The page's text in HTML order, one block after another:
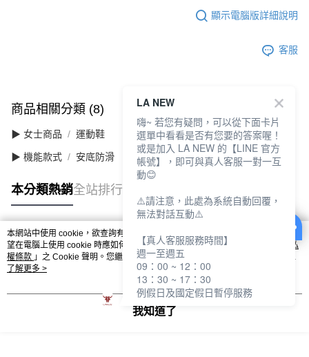
顯示電腦版詳細說明
客服
商品相關分類 (8) 查看全部
▶ 女士商品 運動鞋
▶ 機能款式 安底防滑
本分類熱銷全站排行
熱門標籤
本網站中使用 cookie，欲查詢有關本網站使用 cookie 方式之詳情，及若您不希
望在電腦上使用 cookie 時應如何變更電腦的 cookie 設定，請參閱本網站「
隱私
權條款 」之 Cookie 聲明。您繼續使用本網站即表示您同意本公司得按本網站使
用條款之 Cookie 聲明使用 cookie。
了解更多 >
我知道了
LA NEW
嗨~ 若您有疑問，可以從下面卡片
選單中看看是否有您要的答案喔！
或是加入 LA NEW 的【LINE 官方
帳號】，即可與真人客服一對一互
動😊
⚠️請注意，此處為系統自動回覆，
無法對話互動⚠️
【真人客服服務時間】
週一至週五
09：00 ~ 12：00
13：30 ~ 17：30
例假日及國定假日暫停服務